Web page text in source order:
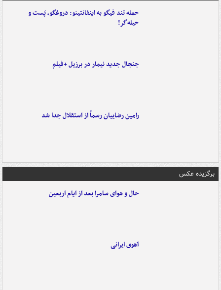
حمله تند فیگو به اینفانتینو: دروغگو، پَست‌ و
حیله‌گر!
جنجال جدید نیمار در برزیل +فیلم
رامین رضاییان رسماً از استقلال جدا شد
برگزیده عکس
حال و هوای سامرا بعد از ایام اربعین
آهوی ایرانی